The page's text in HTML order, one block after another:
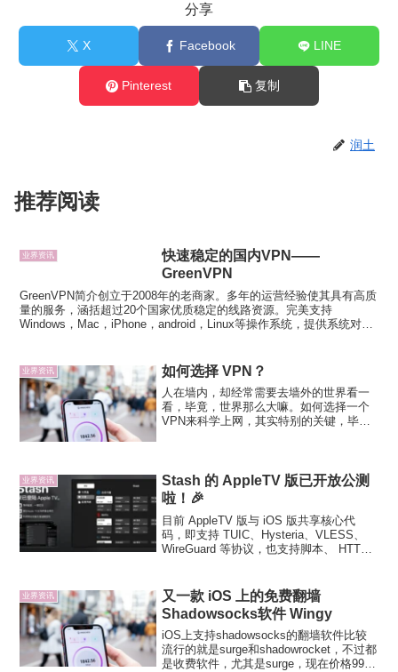
分享
X Facebook LINE
Pinterest 复制
润土
推荐阅读
业界资讯
快速稳定的国内VPN——
GreenVPN
GreenVPN简介创立于2008年的老商家。多年的运营经验使其具有高质
量的服务，涵括超过20个国家优质稳定的线路资源。完美支持
Windows，Mac，iPhone，android，Linux等操作系统，提供系统对应
业界资讯 如何选择 VPN？
人在墙内，却经常需要去墙外的世界看一
看，毕竟，世界那么大嘛。如何选择一个
VPN来科学上网，其实特别的关键，毕
手，下面就谈谈如何选择...
业界资讯
Stash 的 AppleTV 版已开放公测
啦！🎉
目前 AppleTV 版与 iOS 版共享核心代
码，即支持 TUIC、Hysteria、VLESS、
WireGuard 等协议，也支持脚本、 HTTP
版本...
业界资讯
又一款 iOS 上的免费翻墙
Shadowsocks软件 Wingy
iOS上支持shadowsocks的翻墙软件比较
流行的就是surge和shadowrocket，不过都
是收费软件，尤其是surge，现在价格99